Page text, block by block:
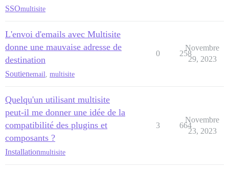
SSOmultisite
L'envoi d'emails avec Multisite
donne une mauvaise adresse de
destination
Soutienemail multisite
0 258
Novembre
29, 2023
Quelqu'un utilisant multisite
peut-il me donner une idée de la
compatibilité des plugins et
composants ?
Installationmultisite
3 664
Novembre
23, 2023